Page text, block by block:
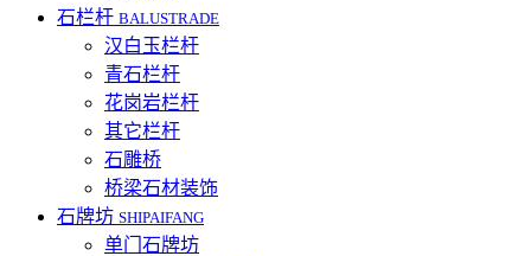
石栏杆 BALUSTRADE
汉白玉栏杆
青石栏杆
花岗岩栏杆
其它栏杆
石雕桥
桥梁石材装饰
石牌坊 SHIPAIFANG
单门石牌坊